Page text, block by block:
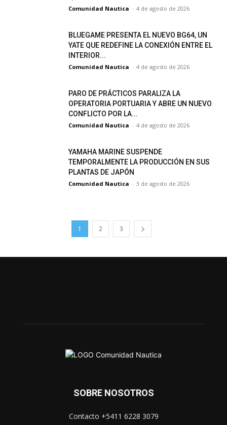
Comunidad Nautica - 4 de agosto de 2026
BLUEGAME PRESENTA EL NUEVO BG64, UN
YATE QUE REDEFINE LA CONEXIÓN ENTRE EL
INTERIOR...
Comunidad Nautica - 4 de agosto de 2026
PARO DE PRÁCTICOS PARALIZA LA
OPERATORIA PORTUARIA Y ABRE UN NUEVO
CONFLICTO POR LA...
Comunidad Nautica - 4 de agosto de 2026
YAMAHA MARINE SUSPENDE
TEMPORALMENTE LA PRODUCCIÓN EN SUS
PLANTAS DE JAPÓN
Comunidad Nautica - 3 de agosto de 2026
1 2 3
SOBRE NOSOTROS
Contacto +5411 6228 3079